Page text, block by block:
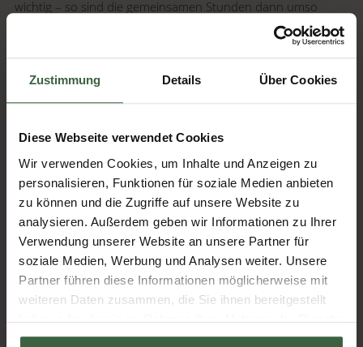
Zustimmung Details Über Cookies
Diese Webseite verwendet Cookies
Wir verwenden Cookies, um Inhalte und Anzeigen zu
personalisieren, Funktionen für soziale Medien anbieten
zu können und die Zugriffe auf unsere Website zu
analysieren. Außerdem geben wir Informationen zu Ihrer
Verwendung unserer Website an unsere Partner für
soziale Medien, Werbung und Analysen weiter. Unsere
Partner führen diese Informationen möglicherweise mit
weiteren Daten zusammen, die Sie ihnen bereitgestellt
haben oder die sie im Rahmen Ihrer Nutzung der Dienste
gesammelt haben.
wichtig – so sind die gemeinsamen Stunden dann umso
schöner für euch. Wie wäre es mit einem Relax-Tag nur für
euch zwei? Ein gemütlicher Abend auf dem Sofa mit Kuschel-
Kuschelkurs!
Kuschelmonster geangelt, das die Zuneigung zu dir immer
wieder hautnah zeigen möchte! Aber auch hier ist
Abwechslung gefragt: Mit einem Wellnesswochenende im
Kuschelzimmer könnt ihr beim gemeinsamen Schwimmen,
Saunieren, Genießen, Relaxen neue Kuschelfantasien wahr
werden lassen!
Unser Angebot Schmusekatzenweekend >>